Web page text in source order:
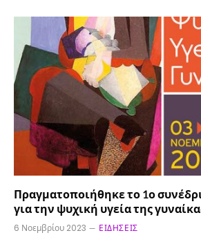
Πραγματοποιήθηκε το 1ο
για την ψυχική υγεία της
6 Νοεμβρίου 2023 ΕΙΔΉΣΕΙΣ